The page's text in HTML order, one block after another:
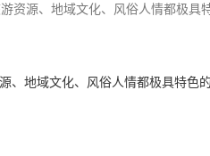
资源、地域文化、风俗人情都极具
、地域文化、风俗人情都极具特色